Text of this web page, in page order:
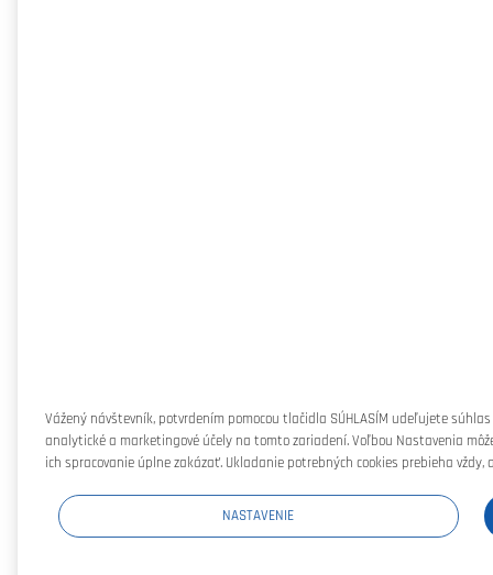
Vážený návštevník, potvrdením pomocou tlačidla SÚHLASÍM udeľujete
analytické a marketingové účely na tomto zariadení. Voľbou Nastavenia
ich spracovanie úplne zakázať. Ukladanie potrebných cookies prebieha
NASTAVENIE